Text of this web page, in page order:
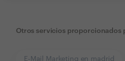
Otros servicios proporcionados
E-Mail Marketing en madrid